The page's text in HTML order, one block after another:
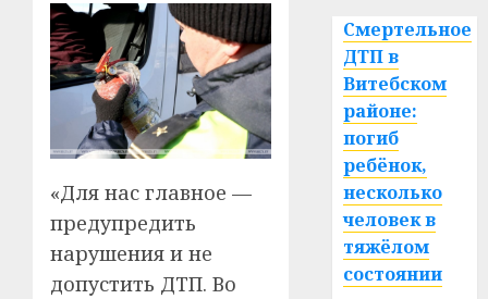
«Для нас главное —
предупредить
нарушения и не
допустить ДТП. Во
Смертельное
ДТП в
Витебском
районе:
погиб
ребёнок,
несколько
человек в
тяжёлом
состоянии